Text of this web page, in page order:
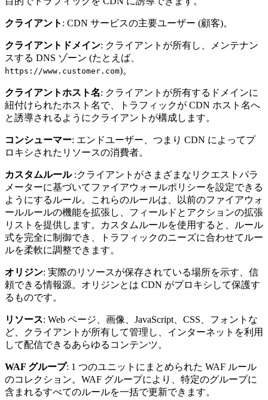
クライアント : CDN サービスの主要ユーザー (顧客)。
クライアントドメイン: クライアントが所有し、メンテナン
スする DNS ゾーン (たとえば、
https://www.customer.com)。
クライアントホスト名: クライアントが所有するドメインに
紐付けられたホスト名で、トラフィックが CDN ホスト名へ
と誘導されるようにクライアントが構成します。
コンシューマー: エンドユーザー、つまり CDN によってプ
ロキシされたリソースの消費者。
カスタムルール:クライアントがさまざまなリクエストパラ
メーターに基づいてファイアウォールポリシーを設定できる
ようにするルール。これらのルールは、以前のファイアウォ
ールルールの機能を拡張し、フィールドとアクションの拡張
リストを提供します。カスタムルールを使用すると、ルール
式を完全に制御でき、トラフィックのニーズに合わせてルー
ルを柔軟に調整できます。
オリジン: 実際のリソースが保存されている場所を示す、信
頼できる情報源。オリジンとは CDN がプロキシして保護す
るものです。
リソース: Web ページ、画像、JavaScript、CSS、フォントな
ど、クライアントが所有して管理し、インターネットを利用
して配信できるあらゆるコンテンツ。
WAF グループ: 1 つのユニットにまとめられた WAF ルール
のコレクション。WAF グループにより、特定のグループに
含まれるすべてのルールを一括で更新できます。